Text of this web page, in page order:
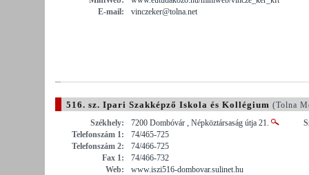
E-mail:
vinczeker@tolna.net
516. sz. Ipari Szakképző Iskola és Kollégium (Tolna
Székhely:
7200 Dombóvár , Népköztársaság útja 21.
Telefonszám 1:
74/465-725
Telefonszám 2:
74/466-725
Fax 1:
74/466-732
Web:
www.iszi516-dombovar.sulinet.hu